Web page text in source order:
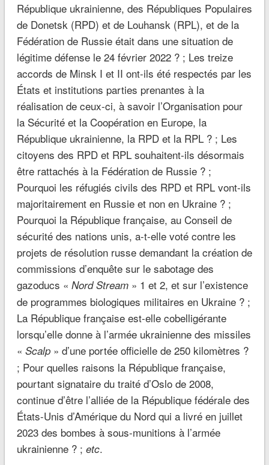
République ukrainienne, des Républiques Populaires
de Donetsk (RPD) et de Louhansk (RPL), et de la
Fédération de Russie était dans une situation de
légitime défense le 24 février 2022 ? ; Les treize
accords de Minsk I et II ont-ils été respectés par les
États et institutions parties prenantes à la
réalisation de ceux-ci, à savoir l’Organisation pour
la Sécurité et la Coopération en Europe, la
République ukrainienne, la RPD et la RPL ? ; Les
citoyens des RPD et RPL souhaitent-ils désormais
être rattachés à la Fédération de Russie ? ;
Pourquoi les réfugiés civils des RPD et RPL vont-ils
majoritairement en Russie et non en Ukraine ? ;
Pourquoi la République française, au Conseil de
sécurité des nations unis, a-t-elle voté contre les
projets de résolution russe demandant la création de
commissions d’enquête sur le sabotage des
gazoducs « Nord Stream» 1 et 2, et sur l’existence
de programmes biologiques militaires en Ukraine ? ;
La République française est-elle cobelligérante
lorsqu’elle donne à l’armée ukrainienne des missiles
« Scalp» d’une portée officielle de 250 kilomètres ?
; Pour quelles raisons la République française,
pourtant signataire du traité d’Oslo de 2008,
continue d’être l’alliée de la République fédérale des
États-Unis d’Amérique du Nord qui a livré en juillet
2023 des bombes à sous-munitions à l’armée
ukrainienne ? ; etc.